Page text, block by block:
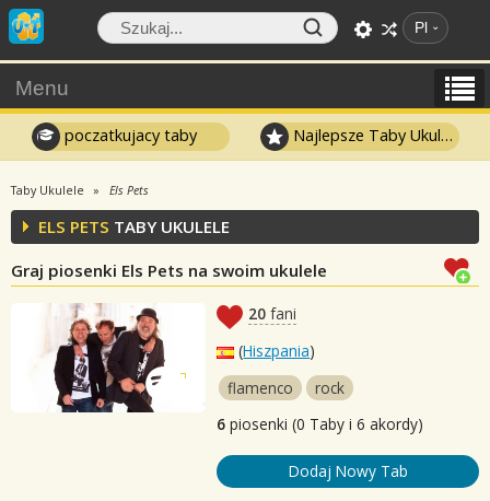
Pl
Menu
poczatkujacy taby Najlepsze Taby Ukulele
Taby Ukulele Els Pets
ELS PETS TABY UKULELE
Graj piosenki Els Pets na swoim ukulele
20 fani
(Hiszpania)
flamenco
rock
6 piosenki (0 Taby i 6 akordy)
Dodaj Nowy Tab